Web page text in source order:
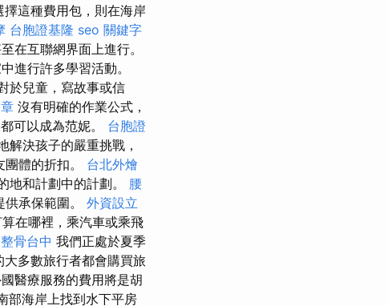
擇這種費用包，則在海岸
台胞證基隆 seo 關鍵字
在互聯網界面上進行。
進行許多學習活動。
於兒童，寫故事或信
沒有明確的作業公式，
可以成為范妮。 台胞證
解決孩子的嚴重挑戰，
體的折扣。 台北外燴
地和計劃中的計劃。 腰
承保範圍。 外資設立
在哪裡，乘汽車或乘飛
整骨台中 我們正處於夏季
大多數旅行者都會購買旅
醫療服務的費用將是胡
部海岸上找到水下平房